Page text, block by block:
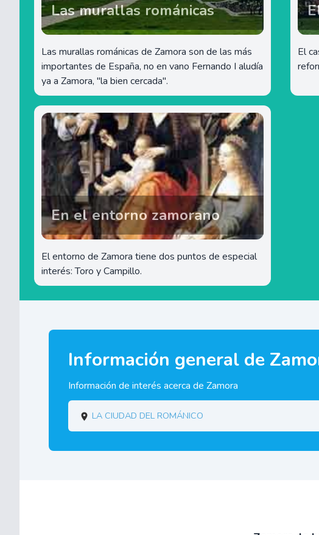
Las murallas románicas
Las murallas románicas de Zamora son de las más
importantes de España, no en vano Fernando I aludía
ya a Zamora, "la bien cercada".
El
En el entorno zamorano
El entorno de Zamora tiene dos puntos de especial
interés: Toro y Campillo.
Información general de
Información de interés acerca de Zamora
La ciudad del románico